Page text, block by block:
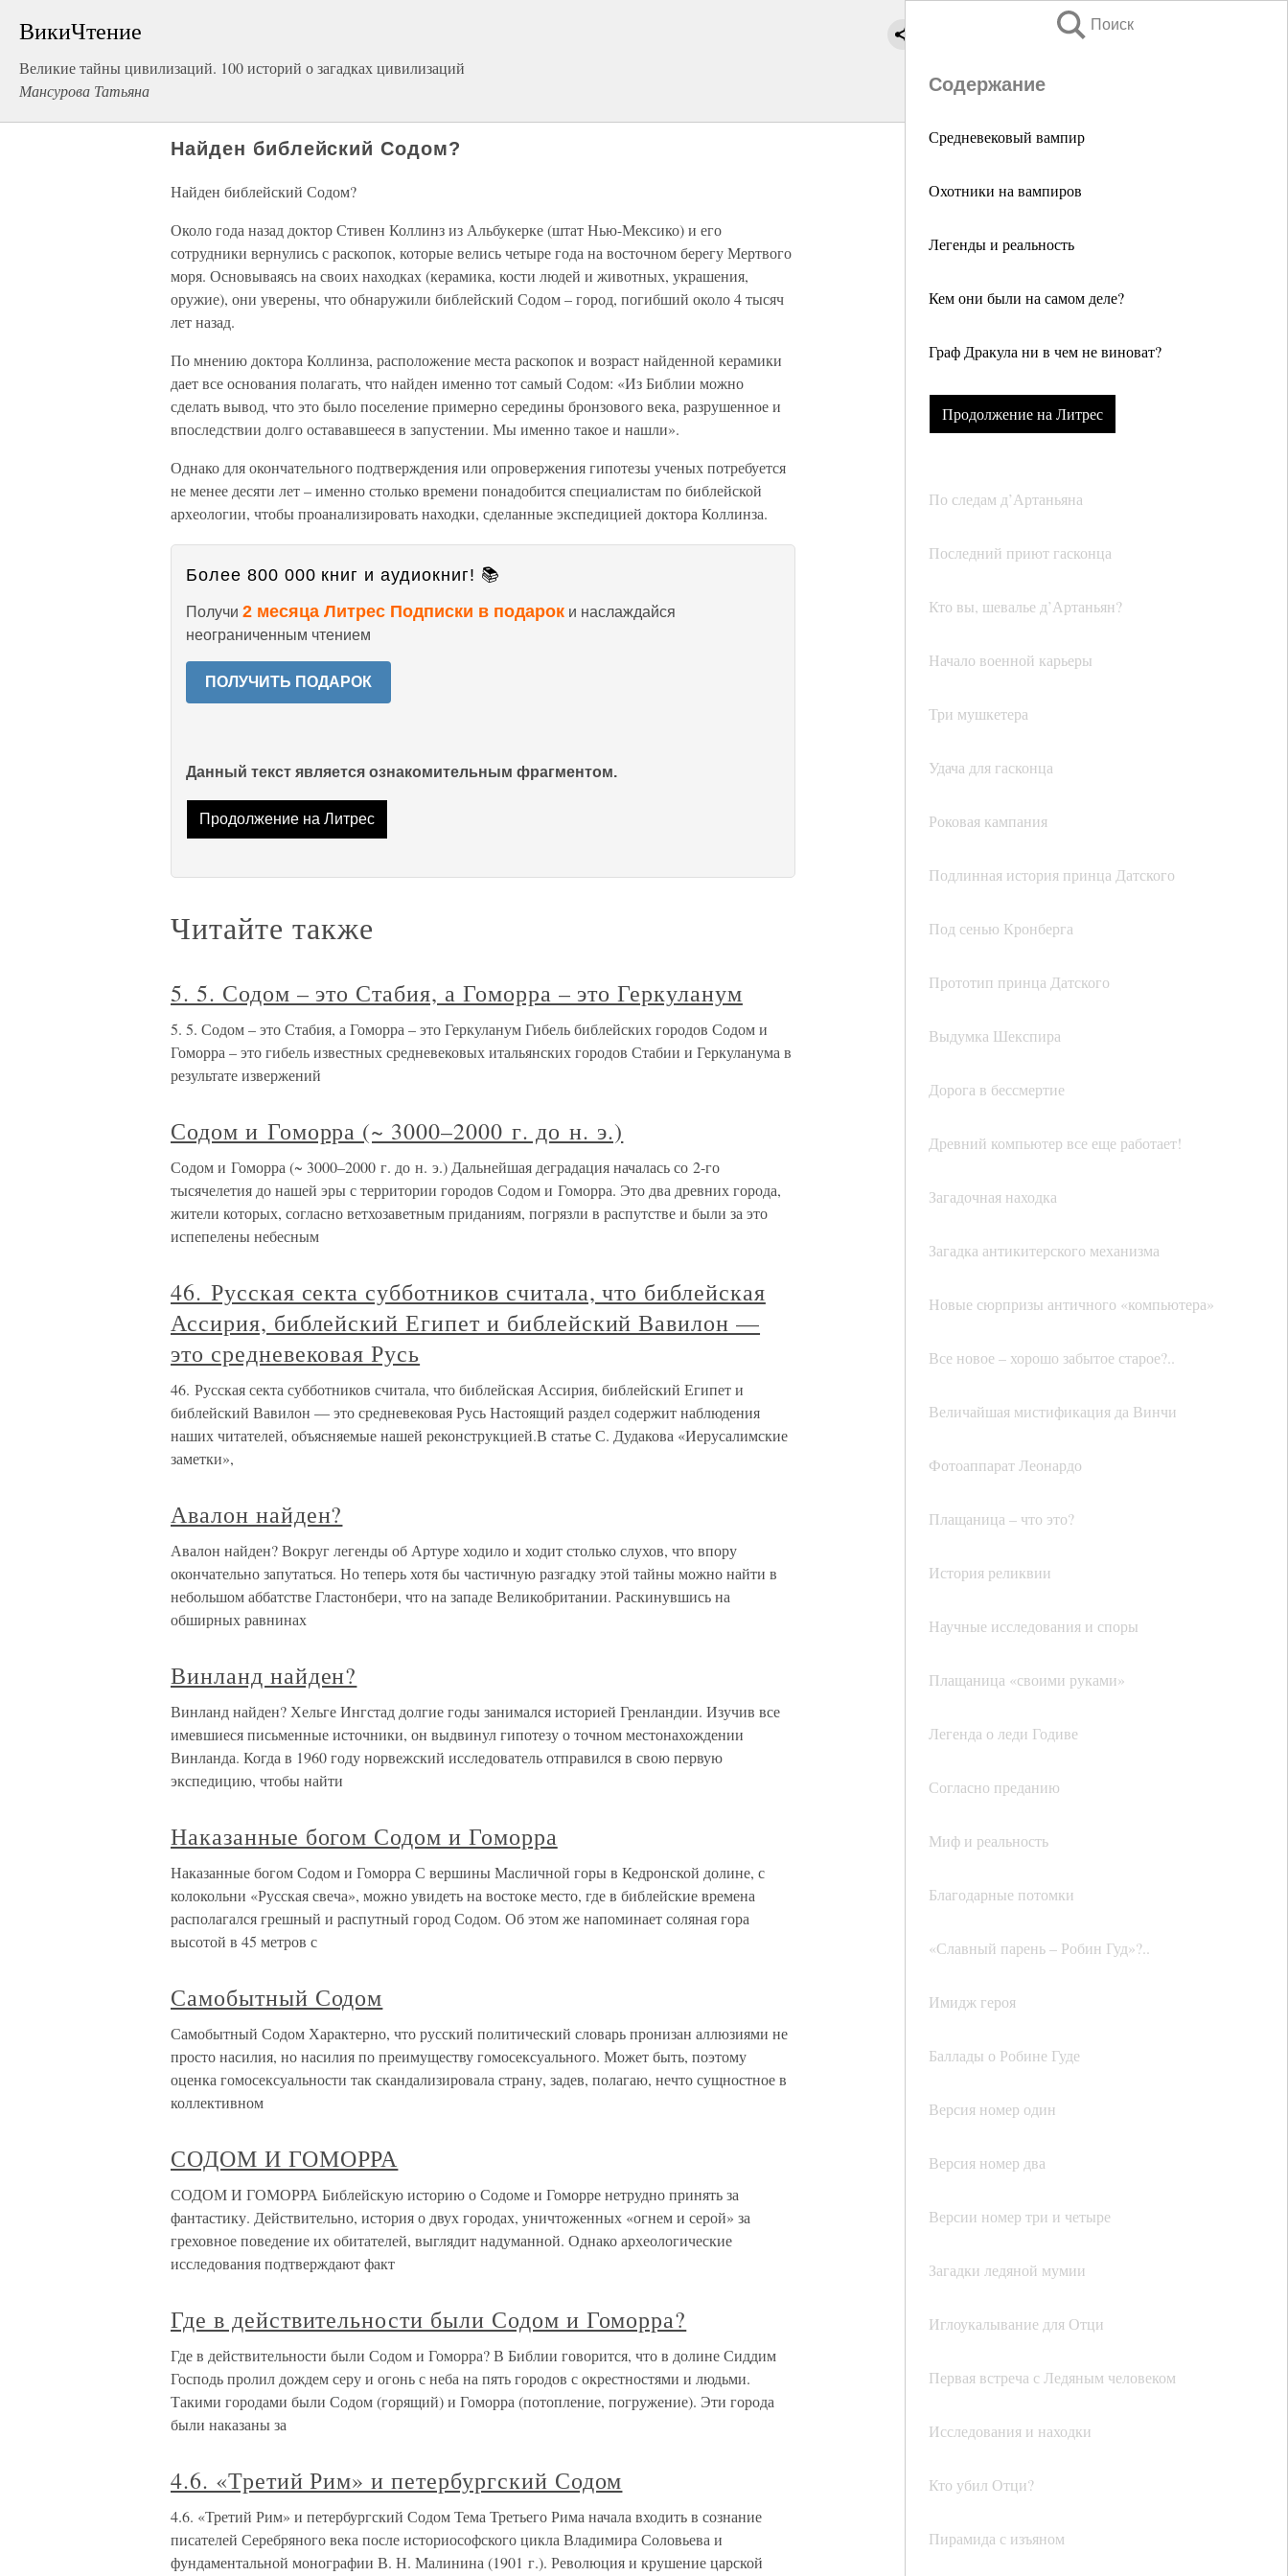
ВикиЧтение
Великие тайны цивилизаций. 100 историй о загадках цивилизаций
Мансурова Татьяна
Поиск
Содержание
Средневековый вампир
Охотники на вампиров
Легенды и реальность
Кем они были на самом деле?
Граф Дракула ни в чем не виноват?
Продолжение на Литрес
По следам д’Артаньяна
Последний приют гасконца
Кто вы, шевалье д’Артаньян?
Начало военной карьеры
Три мушкетера
Удача для гасконца
Роковая кампания
Подлинная история принца Датского
Под сенью Кронберга
Прототип принца Датского
Выдумка Шекспира
Дорога в бессмертие
Древний компьютер все еще работает!
Загадочная находка
Загадка антикитерского механизма
Новые сюрпризы античного «компьютера»
Все новое – хорошо забытое старое?..
Величайшая мистификация да Винчи
Фотоаппарат Леонардо
Плащаница – что это?
История реликвии
Научные исследования и споры
Плащаница «своими руками»
Легенда о леди Годиве
Согласно преданию
Миф и реальность
Благодарные потомки
«Славный парень – Робин Гуд»?..
Имидж героя
Баллады о Робине Гуде
Версия номер один
Версия номер два
Версии номер три и четыре
Загадки ледяной мумии
Иглоукалывание для Отци
Первая встреча с Ледяным человеком
Исследования и находки
Кто убил Отци?
Пирамида с изъяном
Найден библейский Содом?
Найден библейский Содом?
Около года назад доктор Стивен Коллинз из Альбукерке (штат Нью-Мексико) и его
сотрудники вернулись с раскопок, которые велись четыре года на восточном берегу Мертвого
моря. Основываясь на своих находках (керамика, кости людей и животных, украшения,
оружие), они уверены, что обнаружили библейский Содом – город, погибший около 4 тысяч
лет назад.
По мнению доктора Коллинза, расположение места раскопок и возраст найденной керамики
дает все основания полагать, что найден именно тот самый Содом: «Из Библии можно
сделать вывод, что это было поселение примерно середины бронзового века, разрушенное и
впоследствии долго остававшееся в запустении. Мы именно такое и нашли».
Однако для окончательного подтверждения или опровержения гипотезы ученых потребуется
не менее десяти лет – именно столько времени понадобится специалистам по библейской
археологии, чтобы проанализировать находки, сделанные экспедицией доктора Коллинза.
Более 800 000 книг и аудиокниг! 📚
Получи 2 месяца Литрес Подписки в подарок и наслаждайся
неограниченным чтением
ПОЛУЧИТЬ ПОДАРОК
Данный текст является ознакомительным фрагментом.
Продолжение на Литрес
Читайте также
5. 5. Содом – это Стабия, а Гоморра – это Геркуланум
5. 5. Содом – это Стабия, а Гоморра – это Геркуланум Гибель библейских городов Содом и
Гоморра – это гибель известных средневековых итальянских городов Стабии и Геркуланума в
результате извержений
Содом и Гоморра (~ 3000–2000 г. до н. э.)
Содом и Гоморра (~ 3000–2000 г. до н. э.) Дальнейшая деградация началась со 2-го
тысячелетия до нашей эры с территории городов Содом и Гоморра. Это два древних города,
жители которых, согласно ветхозаветным приданиям, погрязли в распутстве и были за это
испепелены небесным
46. Русская секта субботников считала, что библейская
Ассирия, библейский Египет и библейский Вавилон —
это средневековая Русь
46. Русская секта субботников считала, что библейская Ассирия, библейский Египет и
библейский Вавилон — это средневековая Русь Настоящий раздел содержит наблюдения
наших читателей, объясняемые нашей реконструкцией.В статье С. Дудакова «Иерусалимские
заметки»,
Авалон найден?
Авалон найден? Вокруг легенды об Артуре ходило и ходит столько слухов, что впору
окончательно запутаться. Но теперь хотя бы частичную разгадку этой тайны можно найти в
небольшом аббатстве Гластонбери, что на западе Великобритании. Раскинувшись на
обширных равнинах
Винланд найден?
Винланд найден? Хельге Ингстад долгие годы занимался историей Гренландии. Изучив все
имевшиеся письменные источники, он выдвинул гипотезу о точном местонахождении
Винланда. Когда в 1960 году норвежский исследователь отправился в свою первую
экспедицию, чтобы найти
Наказанные богом Содом и Гоморра
Наказанные богом Содом и Гоморра С вершины Масличной горы в Кедронской долине, с
колокольни «Русская свеча», можно увидеть на востоке место, где в библейские времена
располагался грешный и распутный город Содом. Об этом же напоминает соляная гора
высотой в 45 метров с
Самобытный Содом
Самобытный Содом Характерно, что русский политический словарь пронизан аллюзиями не
просто насилия, но насилия по преимуществу гомосексуального. Может быть, поэтому
оценка гомосексуальности так скандализировала страну, задев, полагаю, нечто сущностное в
коллективном
СОДОМ И ГОМОРРА
СОДОМ И ГОМОРРА Библейскую историю о Содоме и Гоморре нетрудно принять за
фантастику. Действительно, история о двух городах, уничтоженных «огнем и серой» за
греховное поведение их обитателей, выглядит надуманной. Однако археологические
исследования подтверждают факт
Где в действительности были Содом и Гоморра?
Где в действительности были Содом и Гоморра? В Библии говорится, что в долине Сиддим
Господь пролил дождем серу и огонь с неба на пять городов с окрестностями и людьми.
Такими городами были Содом (горящий) и Гоморра (потопление, погружение). Эти города
были наказаны за
4.6. «Третий Рим» и петербургский Содом
4.6. «Третий Рим» и петербургский Содом Тема Третьего Рима начала входить в сознание
писателей Серебряного века после историософского цикла Владимира Соловьева и
фундаментальной монографии В. Н. Малинина (1901 г.). Революция и крушение царской